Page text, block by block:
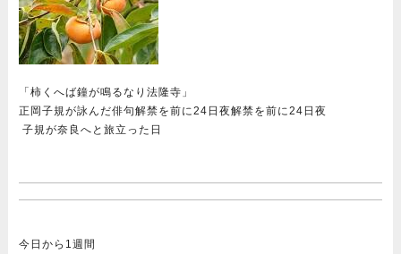
「柿くへば鐘が鳴るなり法隆寺」
正岡子規が詠んだ俳句解禁を前に24日夜解禁を前に24日夜
子規が奈良へと旅立った日
今日から1週間